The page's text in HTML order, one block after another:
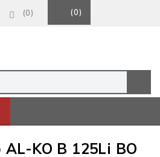
0 0
KO B 125Li BO